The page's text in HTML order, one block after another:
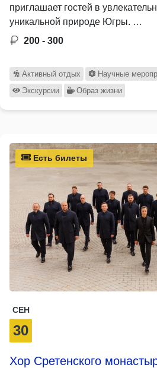
приглашает гостей в
уникальной природе Югры. …
200 - 300
Активный отдых Научные
Экскурсии
Образ жизни
Есть билеты
СЕН
30
Хор Сретенского